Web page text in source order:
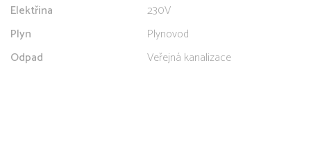
Elektřina
230V
Plyn
Plynovod
Odpad
Veřejná kanalizace